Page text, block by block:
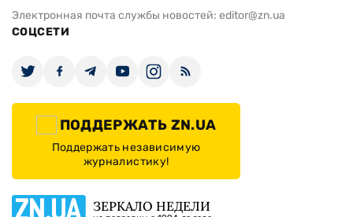
Электронная почта службы новостей: editor@zn.ua
СОЦСЕТИ
ПОДДЕРЖАТЬ ZN.UA
Поддержать независимую
журналистику!
ЗЕРКАЛО НЕДЕЛИ